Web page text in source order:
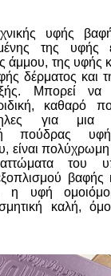
υφής
της υφής
άμμου, της υφής
δέρματος και
Μπορεί να
καθαρό
για μια
πούδρας
είναι
του
βαφής
η υφή
καλή,